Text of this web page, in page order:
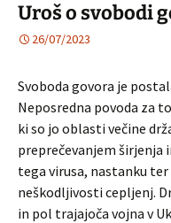
Uroš o svobodi
26/07/2023
Svoboda govora je
Neposredna povoda za
ki so jo oblasti večine
preprečevanjem
tega virusa, nastanku
neškodljivosti cepljenj.
in pol trajajoča vojna v